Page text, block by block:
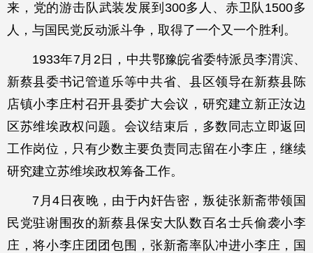
来，党的游击队武装发展到300多人、赤卫队1500多
人，与国民党反动派斗争，取得了一个又一个胜利。
1933年7月2日，中共鄂豫皖省委特派员李渭滨、
新蔡县委书记管道乐等中共省、县区领导在新蔡县陈
店镇小李庄村召开县委扩大会议，研究建立新正汝边
区苏维埃政权问题。会议结束后，多数同志立即返回
工作岗位，只有少数主要负责同志留在小李庄，继续
研究建立苏维埃政权筹备工作。
7月4日夜晚，由于内奸告密，叛徒张新斋带领国
民党驻谢围孜的新蔡县保安大队数百名士兵偷袭小李
庄，将小李庄团团包围，张新斋率队冲进小李庄，国